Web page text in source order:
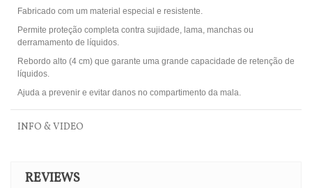
Fabricado com um material especial e resistente.
Permite proteção completa contra sujidade, lama, manchas ou
derramamento de líquidos.
Rebordo alto (4 cm) que garante uma grande capacidade de retenção de
líquidos.
Ajuda a prevenir e evitar danos no compartimento da mala.
INFO & VIDEO
REVIEWS